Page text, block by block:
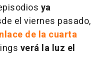
ya
el viernes pasado,
de la cuarta
verá la luz el